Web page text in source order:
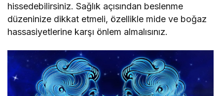
hissedebilirsiniz. Sağlık açısından beslenme
düzeninize dikkat etmeli, özellikle mide ve boğaz
hassasiyetlerine karşı önlem almalısınız.